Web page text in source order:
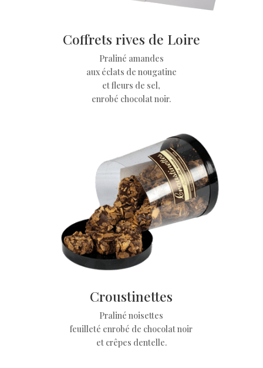
Coffrets rives de Loire
Praliné amandes
aux éclats de nougatine
et fleurs de sel,
enrobé chocolat noir.
Croustinettes
Praliné noisettes
feuilleté enrobé de chocolat noir
et crêpes dentelle.